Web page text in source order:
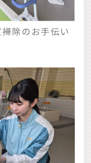
除のお手伝い